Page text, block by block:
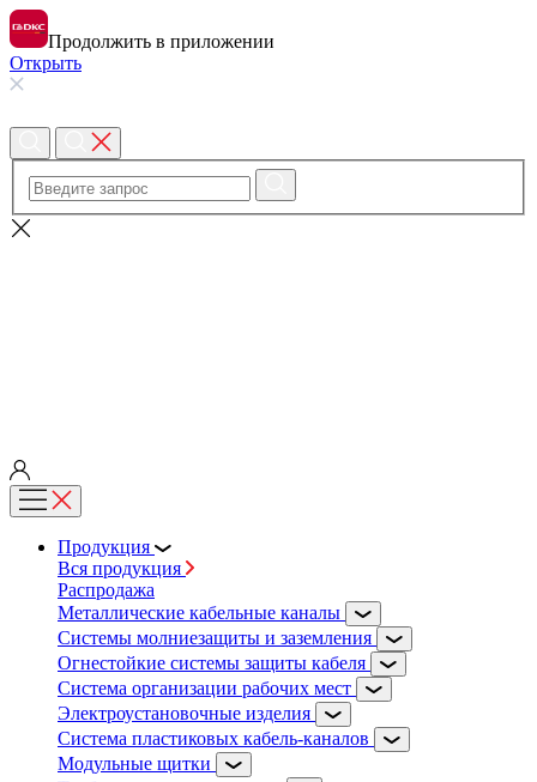
Продолжить в приложении
Открыть
Продукция
Вся продукция
Распродажа
Металлические кабельные каналы
Системы молниезащиты и заземления
Огнестойкие системы защиты кабеля
Система организации рабочих мест
Электроустановочные изделия
Система пластиковых кабель-каналов
Модульные щитки